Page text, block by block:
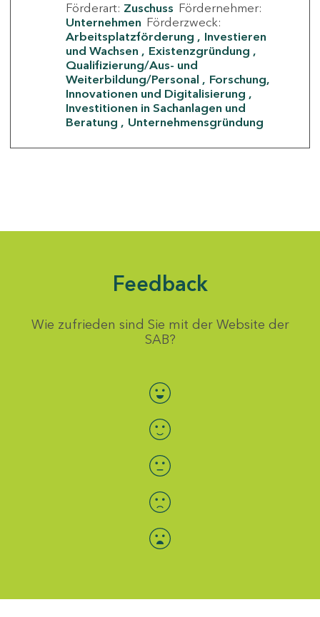
Förderart: Zuschuss Fördernehmer:
Unternehmen Förderzweck:
Arbeitsplatzförderung
Investieren
und Wachsen
Existenzgründung
Qualifizierung/Aus- und
Weiterbildung/Personal
Forschung,
Innovationen und Digitalisierung
Investitionen in Sachanlagen und
Beratung
Unternehmensgründung
Feedback
Wie zufrieden sind Sie mit der Website der
SAB?
Bewertung auswählen